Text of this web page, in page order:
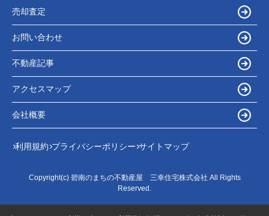
売却査定
お問い合わせ
不動産記事
アクセスマップ
会社概要
利用規約 プライバシーポリシー サイトマップ
Copyright(c) 碧南のまちの不動産屋 三幸住宅株式会社 All Rights
Reserved.